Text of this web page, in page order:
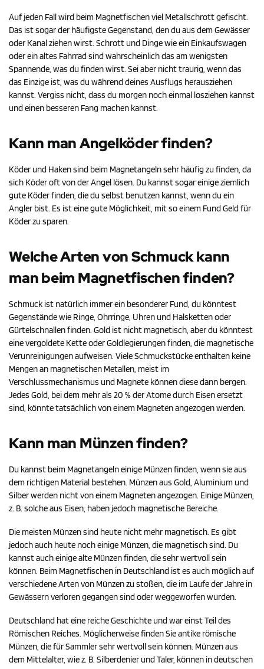
Auf jeden Fall wird beim Magnetfischen viel Metallschrott gefischt.
Das ist sogar der häufigste Gegenstand, den du aus dem Gewässer
oder Kanal ziehen wirst. Schrott und Dinge wie ein Einkaufswagen
oder ein altes Fahrrad sind wahrscheinlich das am wenigsten
Spannende, was du finden wirst. Sei aber nicht traurig, wenn das
das Einzige ist, was du während deines Ausflugs herausziehen
kannst. Vergiss nicht, dass du morgen noch einmal losziehen kannst
und einen besseren Fang machen kannst.
Kann man Angelköder finden?
Köder und Haken sind beim Magnetangeln sehr häufig zu finden, da
sich Köder oft von der Angel lösen. Du kannst sogar einige ziemlich
gute Köder finden, die du selbst benutzen kannst, wenn du ein
Angler bist. Es ist eine gute Möglichkeit, mit so einem Fund Geld für
Köder zu sparen.
Welche Arten von Schmuck kann
man beim Magnetfischen finden?
Schmuck ist natürlich immer ein besonderer Fund, du könntest
Gegenstände wie Ringe, Ohrringe, Uhren und Halsketten oder
Gürtelschnallen finden. Gold ist nicht magnetisch, aber du könntest
eine vergoldete Kette oder Goldlegierungen finden, die magnetische
Verunreinigungen aufweisen. Viele Schmuckstücke enthalten keine
Mengen an magnetischen Metallen, meist im
Verschlussmechanismus und Magnete können diese dann bergen.
Jedes Gold, bei dem mehr als 20 % der Atome durch Eisen ersetzt
sind, könnte tatsächlich von einem Magneten angezogen werden.
Kann man Münzen finden?
Du kannst beim Magnetangeln einige Münzen finden, wenn sie aus
dem richtigen Material bestehen. Münzen aus Gold, Aluminium und
Silber werden nicht von einem Magneten angezogen. Einige Münzen,
z. B. solche aus Eisen, haben jedoch magnetische Bereiche.
Die meisten Münzen sind heute nicht mehr magnetisch. Es gibt
jedoch auch heute noch einige Münzen, die magnetisch sind. Du
kannst auch einige alte Münzen finden, die sehr wertvoll sein
können. Beim Magnetfischen in Deutschland ist es auch möglich auf
verschiedene Arten von Münzen zu stoßen, die im Laufe der Jahre in
Gewässern verloren gegangen sind oder weggeworfen wurden.
Deutschland hat eine reiche Geschichte und war einst Teil des
Römischen Reiches. Möglicherweise finden Sie antike römische
Münzen, die für Sammler sehr wertvoll sein können. Münzen aus
dem Mittelalter, wie z. B. Silberdenier und Taler, können in deutschen